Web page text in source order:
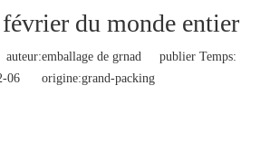
du monde entier
de grnad publier Temps:
06 origine:grand-packing